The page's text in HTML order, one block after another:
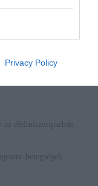
Privacy Policy
a tartós részletekig
az élelmiszeriparban
betegségek